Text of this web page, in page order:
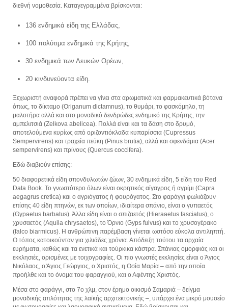
διεθνή νομοθεσία. Καταγεγραμμένα βρίσκονται:
136 ενδημικά είδη της Ελλάδας,
100 πολύτιμα ενδημικά της Κρήτης,
30 ενδημικά των Λευκών Ορέων,
20 κινδυνεύοντα είδη.
Ξεχωριστή αναφορά πρέπει να γίνει στα αρωματικά και φαρμακευτικά βότανα
όπως, το δίκταμο (Origanum dictamnus), το θυμάρι, το φασκόμηλο, τη
μαλοτήρα αλλά και στο μοναδικό δενδρώδες ενδημικό της Κρήτης, την
αμπελιτσιά (Zelkova abelicea). Πολλά είναι και τα δάση στο δρυμό,
αποτελούμενα κυρίως από οριζοντιόκλαδα κυπαρίσσια (Cupressus
Sempervirens) και τραχεία πεύκη (Pinus brutia), αλλά και σφενδάμια (Acer
sempervirens) και πρίνους (Quercus coccifera).
Εδώ διαβιούν επίσης:
50 διαφορετικά είδη σπονδυλωτών ζώων, 30 ενδημικά είδη, 5 είδη του Red
Data Book. Το γνωστότερο όλων είναι οκρητικός αίγαγρος ή αγρίμι (Capra
aegagrus cretica) και ο αγριόγατος ή φουρόγατος. Στο φαράγγι φωλιάζουν
επίσης 40 είδη πτηνών, εκ των οποίων, ιδιαίτερα σπάνιο, είναι ο γυπαετός
(Gypaetus barbatus). Άλλα είδη είναι ο σπιζαετός (Hieraaetus fasciatus), ο
χρυσαετός (Aquila chrysaetos), το Όρνιο (Gyps fulvus) και το χρυσογέρακο
(falco biarmicus). Η ανθρώπινη παρέμβαση γίνεται ωστόσο εύκολα αντιληπτή.
Ο τόπος κατοικούνταν για χιλιάδες χρόνια. Απόδειξη τούτου τα αρχαία
ευρήματα, καθώς και τα ενετικά και τούρκικα κάστρα. Σπάνιας ομορφιάς και οι
εκκλησιές, ορισμένες με τοιχογραφίες. Οι πιο γνωστές εκκλησίες είναι ο Άγιος
Νικόλαος, ο Άγιος Γεώργιος, ο Χριστός, η Οσία Μαρία – από την οποία
προήλθε και το όνομα του φαραγγιού, και ο Αφέντης Χριστός.
Μέσα στο φαράγγι, στο 7ο χλμ, στον έρημο οικισμό Σαμαριά – δείγμα
μοναδικής απλότητας της λαϊκής αρχιτεκτονικής –, υπάρχει ένα μικρό μουσείο